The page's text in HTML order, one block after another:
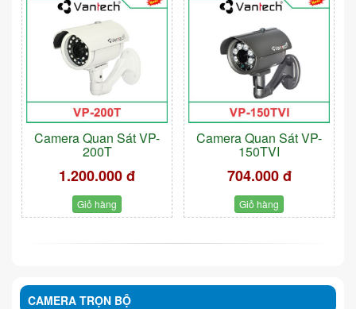
Camera Quan Sát VP-
200T
1.200.000 đ
Giỏ hàng
Camera Quan Sát VP-
150TVI
704.000 đ
Giỏ hàng
CAMERA TRỌN BỘ